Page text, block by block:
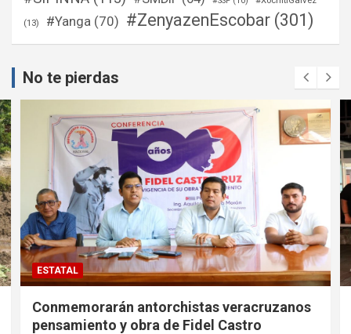
(13) #Yanga (70) #ZenyazenEscobar (301)
No te pierdas
ESTATAL
Conmemorarán antorchistas veracruzanos
pensamiento y obra de Fidel Castro